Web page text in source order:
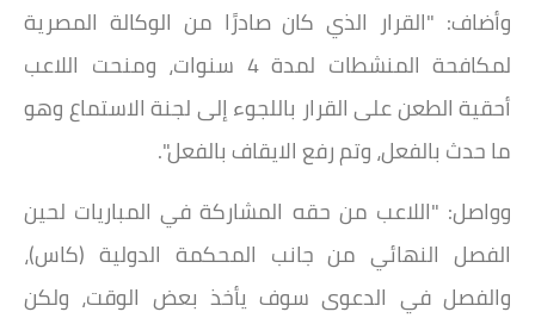
وأضاف: "القرار الذي كان صادرًا من الوكالة المصرية
لمكافحة المنشطات لمدة 4 سنوات، ومنحت اللاعب
أحقية الطعن على القرار باللجوء إلى لجنة الاستماع وهو
ما حدث بالفعل، وتم رفع الايقاف بالفعل".
وواصل: "اللاعب من حقه المشاركة في المباريات لحين
الفصل النهائي من جانب المحكمة الدولية (كاس)،
والفصل في الدعوى سوف يأخذ بعض الوقت، ولكن